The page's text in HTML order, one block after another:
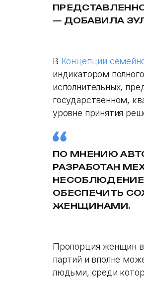
— ДОБАВИЛА
В Концепции
индикатором
исполнительных,
государственном,
уровне принятия
ПО МНЕНИЮ
РАЗРАБОТАН
НЕСОБЛЮДЕНИЕ
ОБЕСПЕЧИТЬ
ЖЕНЩИНАМИ.
Пропорция женщин в
партий и вполне
людьми, среди